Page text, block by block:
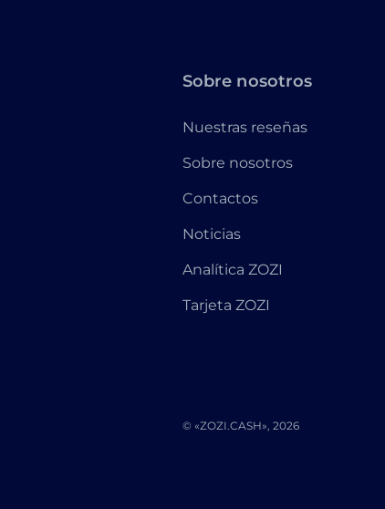
Sobre nosotros
Nuestras reseñas
Sobre nosotros
Contactos
Noticias
Analítica ZOZI
Tarjeta ZOZI
© «ZOZI.CASH», 2026